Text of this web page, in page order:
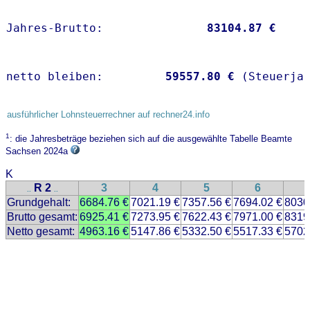
Jahres-Brutto: 83104.87 €
netto bleiben: 59557.80 €
ausführlicher Lohnsteuerrechner auf rechner24.info
1: die Jahresbeträge beziehen sich auf die ausgewählte Tabelle Beamte
Sachsen 2024a
K
.. R 2 .. 3 4 5 6
Grundgehalt:
6684.76 €7021.19 €7357.56 €7694.02 €
Brutto gesamt: 6925.41 €7273.95 €7622.43 €7971.00 €
Netto gesamt: 4963.16 €5147.86 €5332.50 €5517.33 €